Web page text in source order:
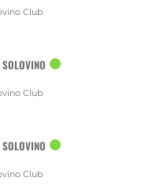
Club
Club
Club